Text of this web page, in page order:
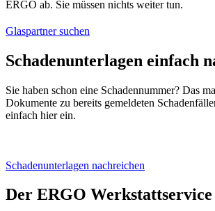
ERGO ab. Sie müssen nichts weiter tun.
Glaspartner suchen
Schadenunterlagen einfach
Sie haben schon eine Schadennummer? Das
Dokumente zu bereits gemeldeten
einfach hier ein.
Schadenunterlagen nachreichen
Der ERGO Werkstattservice